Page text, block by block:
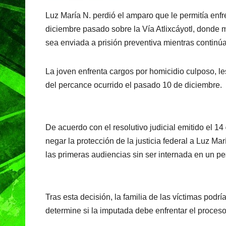
c
e
o
o
at
s
p
p
e
gr
m
t
Luz María N. perdió el amparo que le permitía
diciembre pasado sobre la Vía Atlixcáyotl, donde
sea enviada a prisión preventiva mientras
La joven enfrenta cargos por homicidio culposo,
del percance ocurrido el pasado 10 de diciembre.
De acuerdo con el resolutivo judicial emitido el
negar la protección de la justicia federal a Luz
las primeras audiencias sin ser internada en un
Tras esta decisión, la familia de las víctimas
determine si la imputada debe enfrentar el